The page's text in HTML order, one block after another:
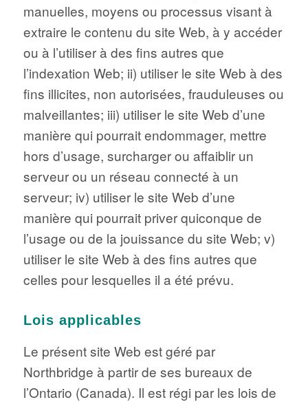
manuelles, moyens ou processus visant à
extraire le contenu du site Web, à y accéder
ou à l’utiliser à des fins autres que
l’indexation Web; ii) utiliser le site Web à des
fins illicites, non autorisées, frauduleuses ou
malveillantes; iii) utiliser le site Web d’une
manière qui pourrait endommager, mettre
hors d’usage, surcharger ou affaiblir un
serveur ou un réseau connecté à un
serveur; iv) utiliser le site Web d’une
manière qui pourrait priver quiconque de
l’usage ou de la jouissance du site Web; v)
utiliser le site Web à des fins autres que
celles pour lesquelles il a été prévu.
Lois applicables
Le présent site Web est géré par
Northbridge à partir de ses bureaux de
l’Ontario (Canada). Il est régi par les lois de